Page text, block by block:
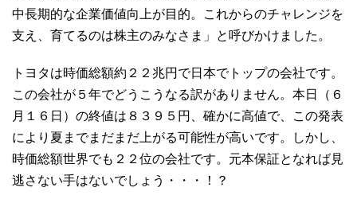
中長期的な企業価値向上が目的。これからのチャレンジを
支え、育てるのは株主のみなさま」と呼びかけました。
トヨタは時価総額約２２兆円で日本でトップの会社です。
この会社が５年でどうこうなる訳がありません。本日（６
月１６日）の終値は８３９５円、確かに高値で、この発表
により夏までまだまだ上がる可能性が高いです。しかし、
時価総額世界でも２２位の会社です。元本保証となれば見
逃さない手はないでしょう・・・！？